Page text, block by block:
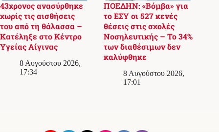
43χρονος ανασύρθηκε
χωρίς τις αισθήσεις
του από τη θάλασσα –
Κατέληξε στο Κέντρο
Υγείας Αίγινας
8 Αυγούστου 2026,
17:34
ΠΟΕΔΗΝ: «Βόμβα» για
το ΕΣΥ οι 527 κενές
θέσεις στις σχολές
Νοσηλευτικής – Το 34%
των διαθέσιμων δεν
καλύφθηκε
8 Αυγούστου 2026,
17:01